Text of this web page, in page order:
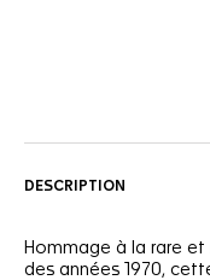
DESCRIPTION
Hommage à la rare
des années 1970,